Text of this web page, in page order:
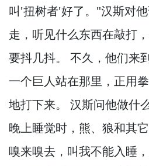
叫'扭树者'好了。 "汉斯对他
走， 听见什么东西在敲打，
要抖几抖。
不久， 他们来
一个巨人站在那里， 正用
地打下来。
汉斯问他做什
晚上睡觉时， 熊、狼和其
嗅来嗅去， 叫我不能入睡，